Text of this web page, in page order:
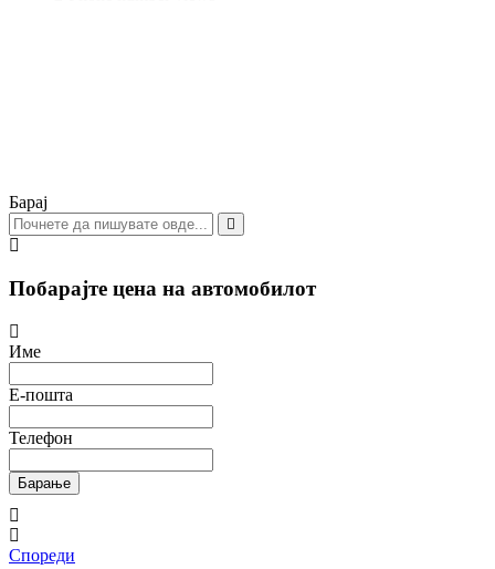
Барај
Побарајте цена на автомобилот
Име
Е-пошта
Телефон
Барање
Спореди